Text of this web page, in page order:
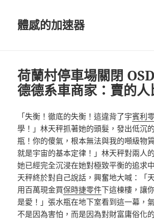
體感的加速器
荷蘭村停車場關閉
德德系車商家：賣的
「失衡！徹底的失衡！這違背了宇賓利
學！」林天秤抓著她的頭髮，發出低沉
瓶！你的傻氣，根本無法與我的噸級物
就是宇宙的基本定律！」林天秤對兩人
她已經完全沉浸在她對極致平衡的追求
天秤終於對自己說話，興奮地大喊：「
用百萬現金買保時捷零件下這棟樓，讓
是愛！」張水瓶在地下室看到這一幕，
不是因為害怕，而是因為對財富庸俗化